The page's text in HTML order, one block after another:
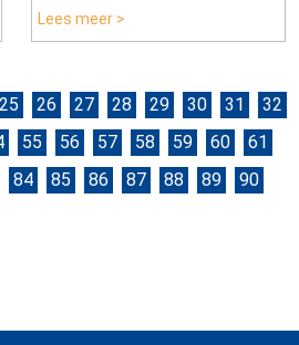
Lees meer >
25 26 27 28 29 30 31
32
55 56 57 58 59 60
61
84 85 86 87 88 89
90